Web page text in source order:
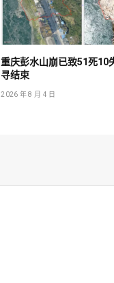
重庆彭水山崩已致51死10
寻结束
2026 年 8 月 4 日